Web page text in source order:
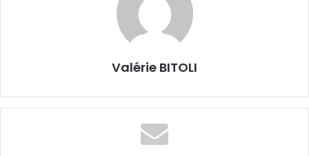
Valérie BITOLI